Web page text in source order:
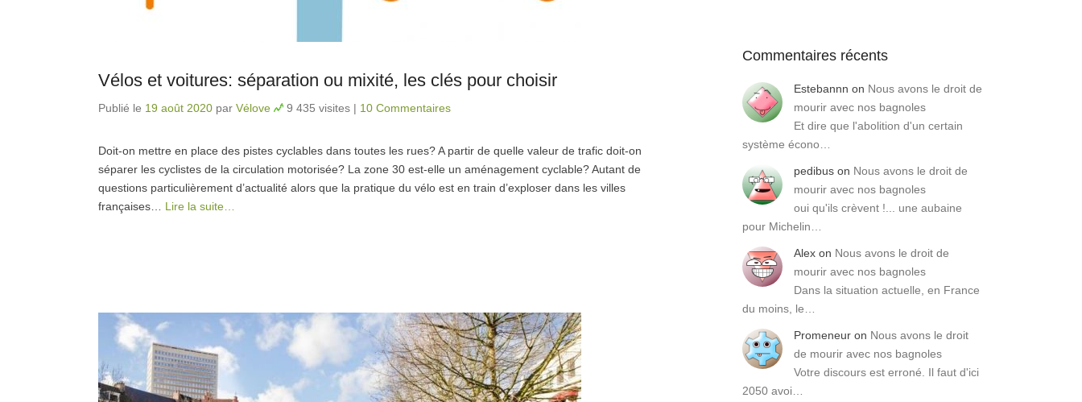
Vélos et voitures: séparation ou mixité, les clés pour choisir
Publié le 19 août 2020 par Vélove 9 435 visites | 10 Commentaires
Doit-on mettre en place des pistes cyclables dans toutes les rues? A partir de quelle valeur de trafic doit-on
séparer les cyclistes de la circulation motorisée? La zone 30 est-elle un aménagement cyclable? Autant de
questions particulièrement d’actualité alors que la pratique du vélo est en train d’exploser dans les villes
françaises… Lire la suite…
Commentaires récents
Estebannn on Nous avons le droit de
mourir avec nos bagnoles
Et dire que l'abolition d'un certain
système écono…
pedibus on Nous avons le droit de
mourir avec nos bagnoles
oui qu'ils crèvent !... une aubaine
pour Michelin…
Alex on Nous avons le droit de
mourir avec nos bagnoles
Dans la situation actuelle, en France
du moins, le…
Promeneur on Nous avons le droit
de mourir avec nos bagnoles
Votre discours est erroné. Il faut d'ici
2050 avoi…